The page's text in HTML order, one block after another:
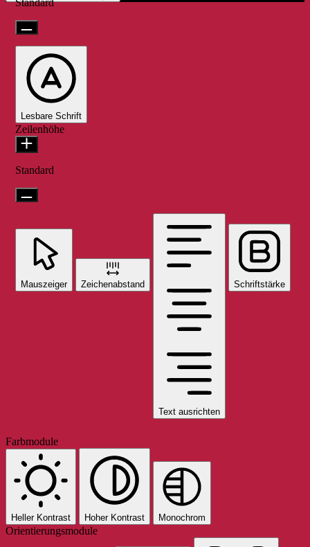
Standard
Lesbare Schrift
Zeilenhöhe
Standard
Mauszeiger Zeichenabstand
Text ausrichten
Schriftstärke
Farbmodule
Heller Kontrast Hoher Kontrast Monochrom
Orientierungsmodule